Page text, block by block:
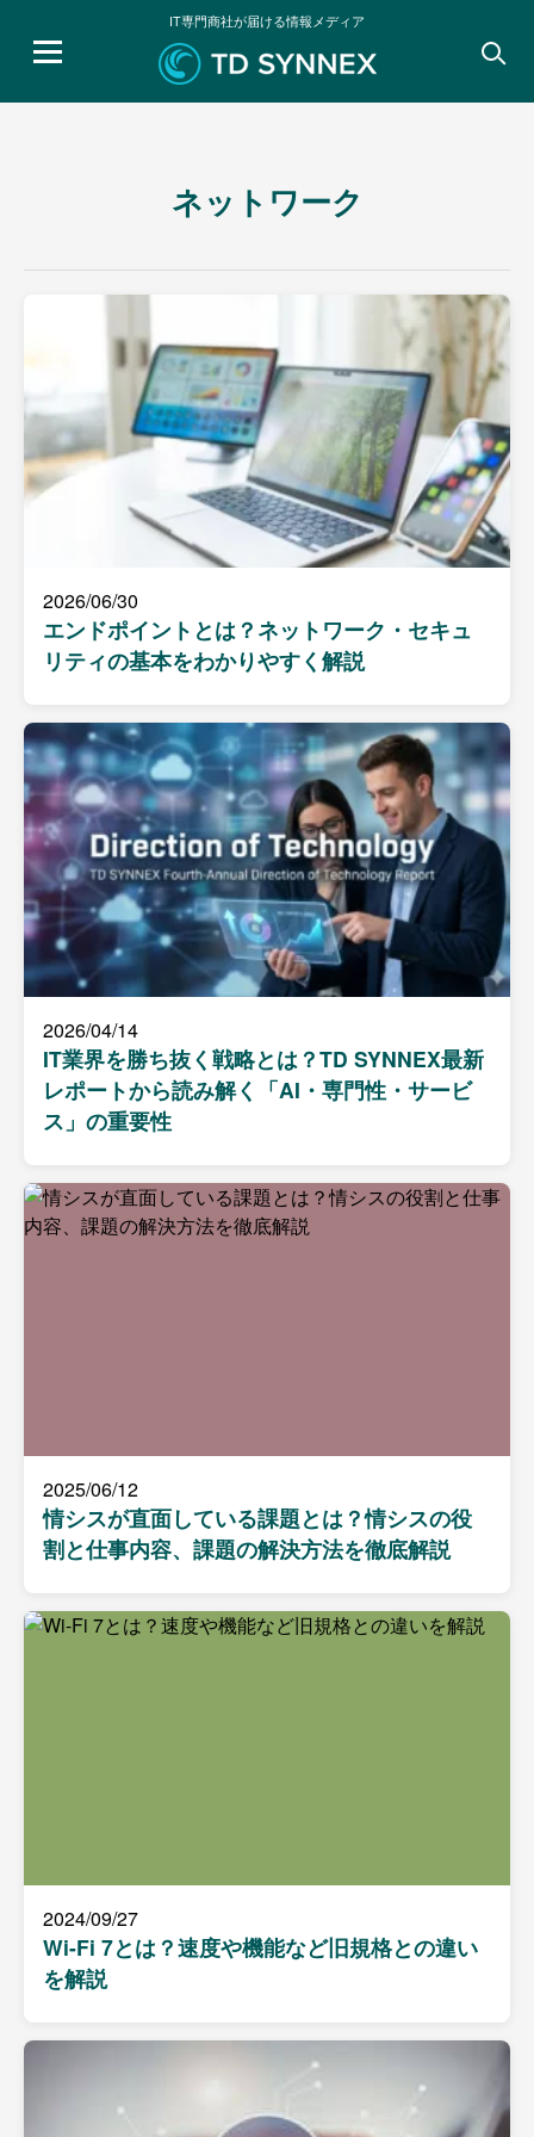
IT専門商社が届ける情報メディア
検
ネットワーク
2026/06/30
エンドポイントとは？ネットワーク・セキュ
リティの基本をわかりやすく解説
2026/04/14
IT業界を勝ち抜く戦略とは？TD SYNNEX最新
レポートから読み解く「AI・専門性・サービ
ス」の重要性
2025/06/12
情シスが直面している課題とは？情シスの役
割と仕事内容、課題の解決方法を徹底解説
2024/09/27
Wi-Fi 7とは？速度や機能など旧規格との違い
を解説